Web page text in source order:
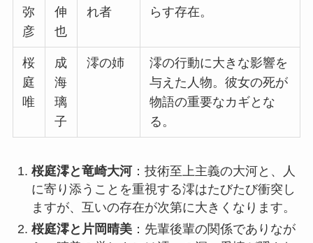
弥
彦
伸
也
れ者
らす存在。
桜
庭
唯
成
海
璃
子
澪の姉
澪の行動に大きな影響を
与えた人物。彼女の死が
物語の重要なカギとな
る。
桜庭澪と竜崎大河：技術至上主義の大河と、人
に寄り添うことを重視する澪はたびたび衝突し
ますが、互いの存在が次第に大きくなります。
桜庭澪と片岡晴美：先輩後輩の関係でありなが